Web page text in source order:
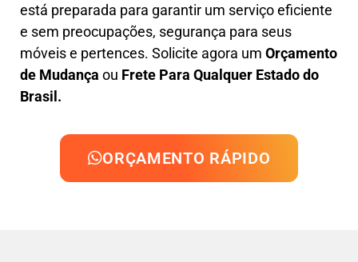
está preparada para garantir um serviço eficiente
e sem preocupações, segurança para seus
móveis e pertences. Solicite agora um Orçamento
de Mudança ou Frete Para Qualquer Estado do
Brasil.
ORÇAMENTO RÁPIDO